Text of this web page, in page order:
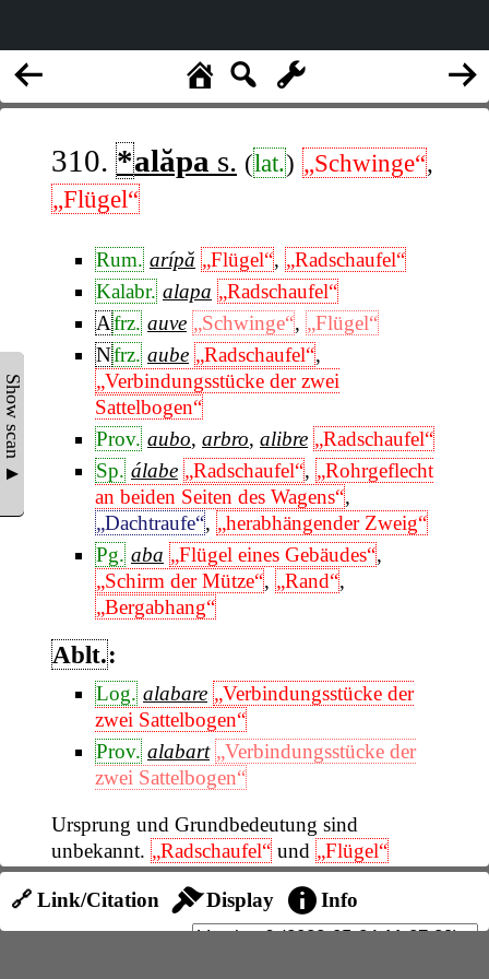
Show scan ▲
310. *alăpa s. (lat.) „Schwinge“,
„Flügel“
Rum. arípă „Flügel“, „Radschaufel“
Kalabr. alapa „Radschaufel“
Afrz. auve „Schwinge“, „Flügel“
Nfrz. aube „Radschaufel“,
„Verbindungsstücke der zwei
Sattelbogen“
Prov. aubo, arbro, alibre „Radschaufel“
Sp. álabe „Radschaufel“, „Rohrgeflecht
an beiden Seiten des Wagens“,
„Dachtraufe“, „herabhängender Zweig“
Pg. aba „Flügel eines Gebäudes“,
„Schirm der Mütze“, „Rand“,
„Bergabhang“
Ablt.:
Log. alabare „Verbindungsstücke der
zwei Sattelbogen“
Prov. alabart „Verbindungsstücke der
zwei Sattelbogen“
Ursprung und Grundbedeutung sind
unbekannt. „Radschaufel“ und „Flügel“
vereinigen sich leicht unter dem Begriff des
„Schwingens“ , so daß eine Verbindung mit
lat. alapare 310amöglich wäre.Aube
🔗 Link/Citation Display Info